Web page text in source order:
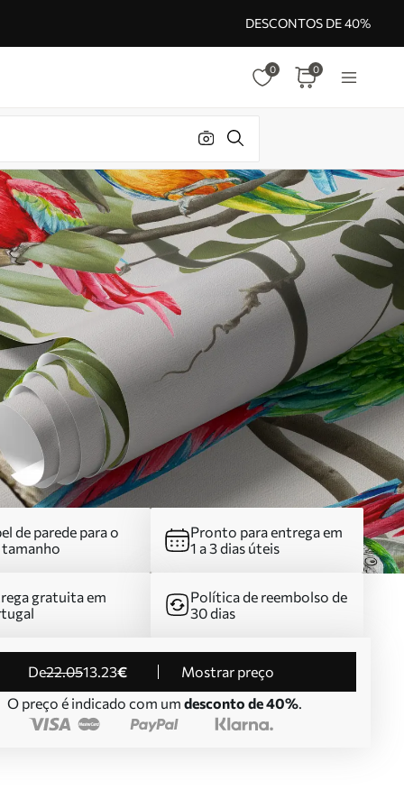
DESCONTOS DE 40%
0 0
de parede para o
tamanho
Pronto para entrega em
1 a 3 dias úteis
gratuita em
Política de reembolso de
30 dias
de22.0513.23€
Mostrar preço
O preço é indicado com um desconto de 40%.